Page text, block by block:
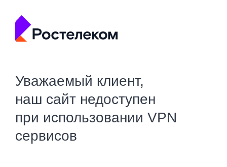
Уважаемый клиент,
наш сайт недоступен
при использовании VPN
сервисов